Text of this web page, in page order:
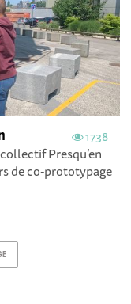
1738
Presqu’en
de co-prototypage